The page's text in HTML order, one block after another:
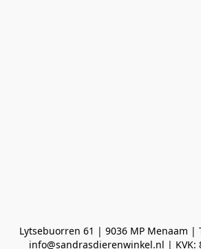
Lytsebuorren 61 | 9036 MP Menaam |
info@sandrasdierenwinkel.nl | KVK: